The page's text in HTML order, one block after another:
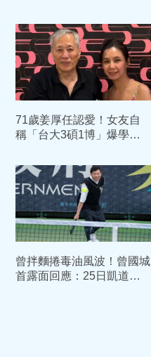
71歲姜厚任認愛！女友自
稱「台大3碩1博」爆學歷
曾拌麵捲毒油風波！曾國城
首露面回應：25日凱道遊